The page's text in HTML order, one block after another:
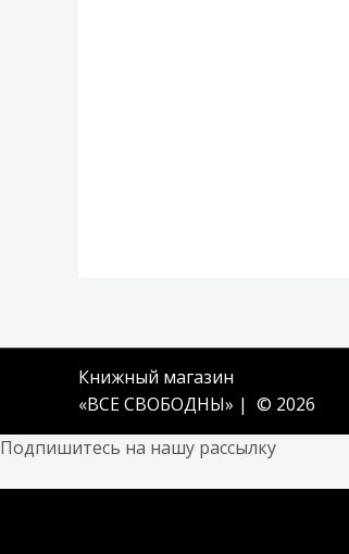
Книжный магазин
«ВСЕ СВОБОДНЫ» | © 2026
Подпишитесь на нашу рассылку